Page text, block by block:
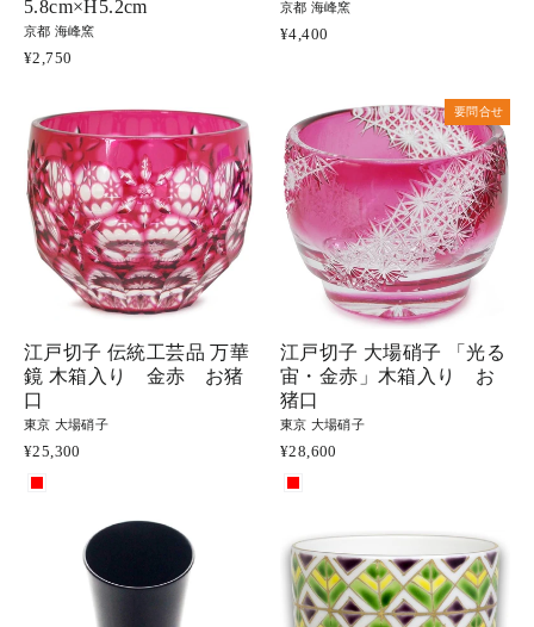
5.8cm×H5.2cm
京都 海峰窯
¥2,750
京都 海峰窯
¥4,400
江戸切子 伝統工芸品 万華
鏡 木箱入り 金赤 お猪
口
東京 大場硝子
¥25,300
要問合せ
江戸切子 大場硝子 「光る
宙・金赤」木箱入り お
猪口
東京 大場硝子
¥28,600